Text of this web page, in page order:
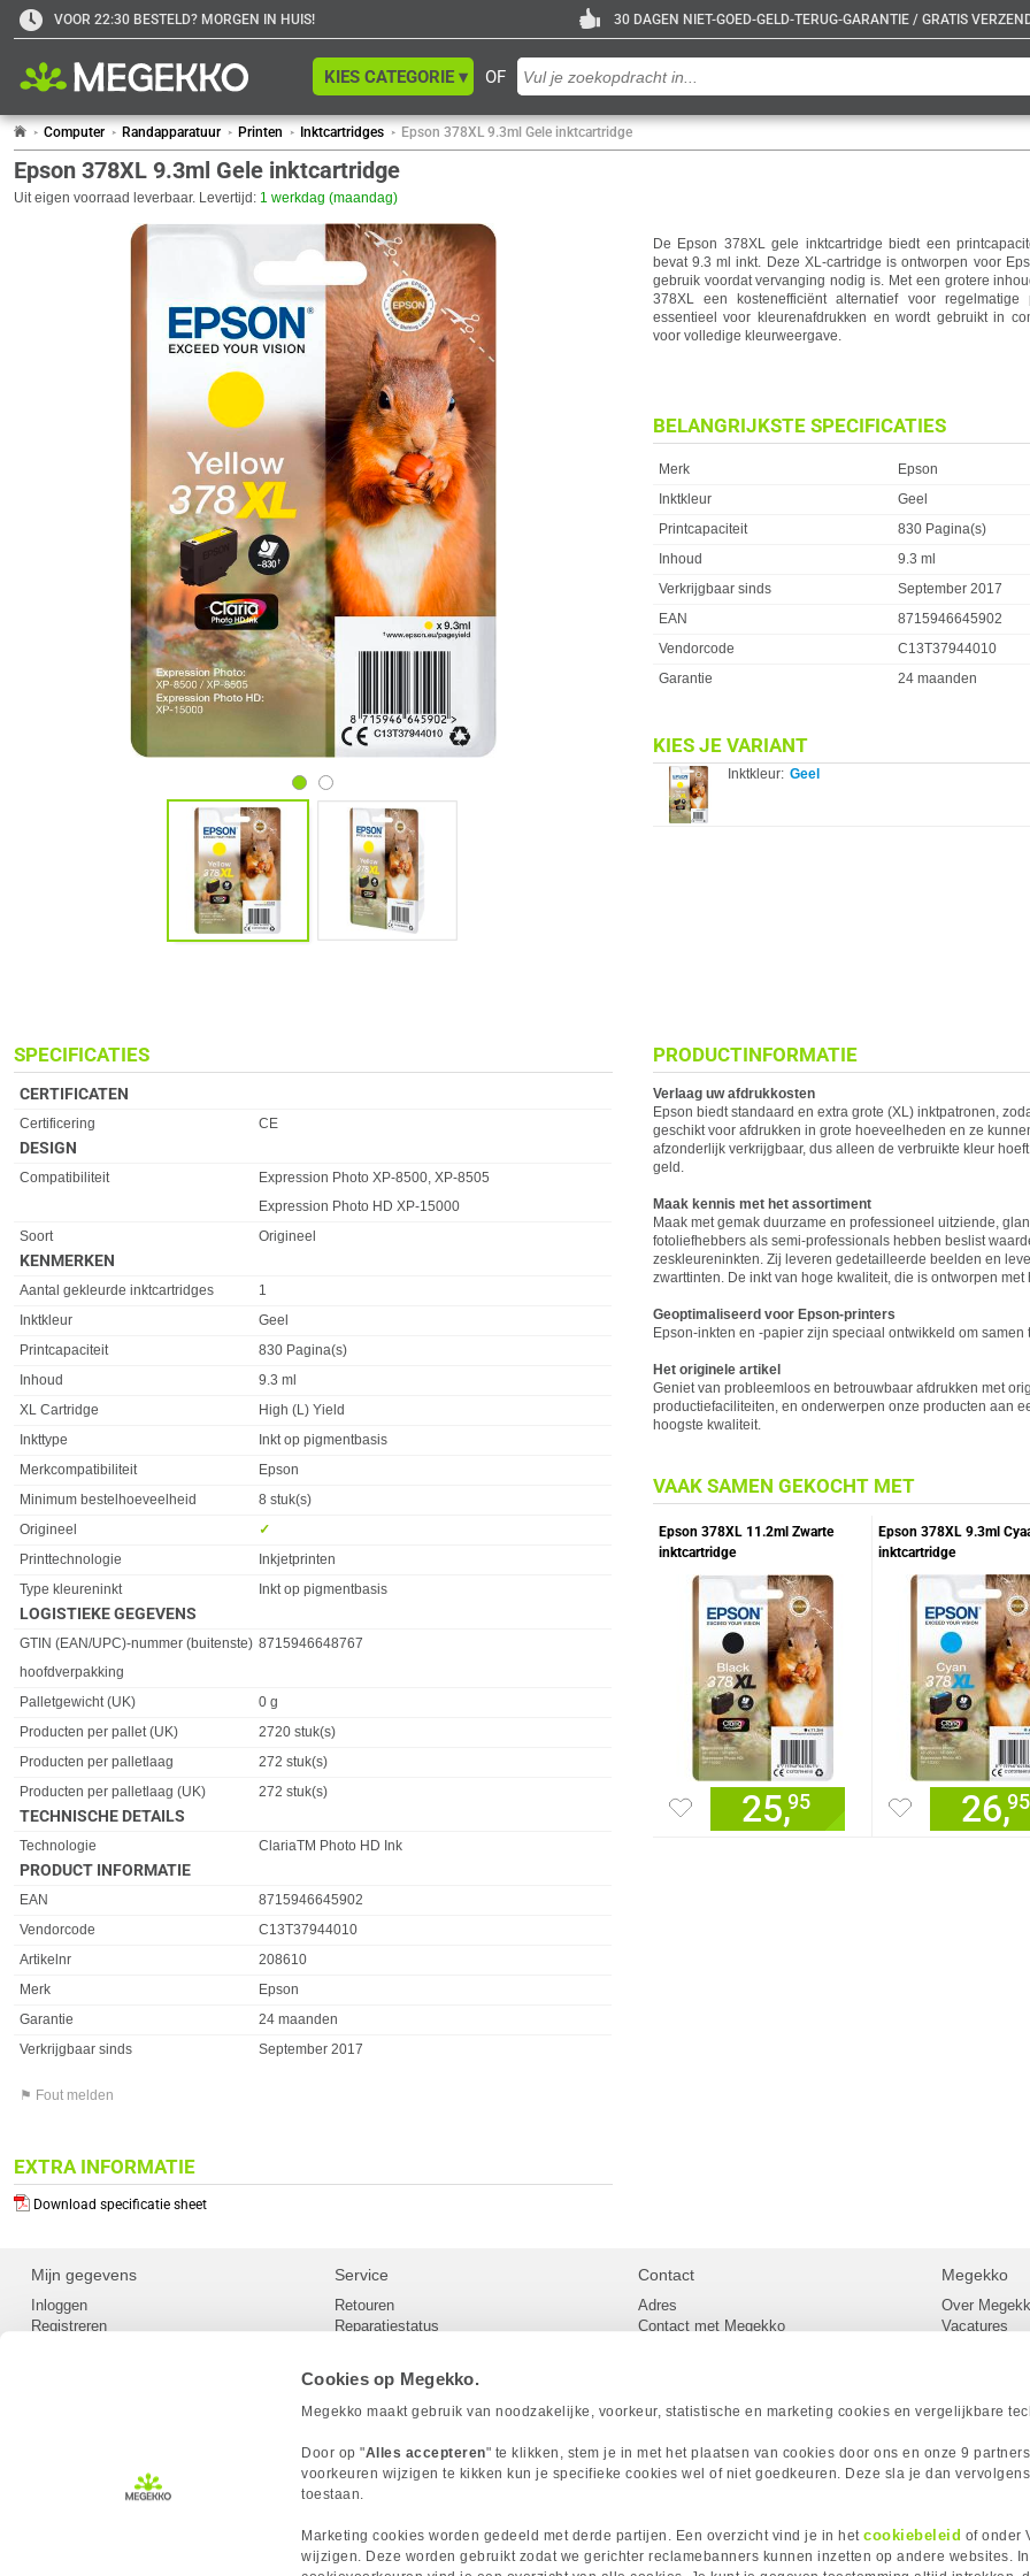
Cookies op Megekko.
Megekko maakt gebruik van noodzakelijke, voorkeur, statistische en marketing cookies en vergelijkbare
Door op "Alles accepteren" te klikken, stem je in met het plaatsen van cookies door ons en onze 9
voorkeuren wijzigen te kikken kun je specifieke cookies wel of niet goedkeuren. Deze sla je dan
toestaan.
Marketing cookies worden gedeeld met derde partijen. Een overzicht vind je in hetcookiebeleid of onder
wijzigen. Deze worden gebruikt zodat we gerichter reclamebanners kunnen inzetten op andere websites.
VOOR 22:30 BESTELD? MORGEN IN HUIS! 30 DAGEN NIET-GOED-GELD-TERUG-GARANTIE / GRATIS
OF
KIES CATEGORIE ▾
Computer Randapparatuur Printen Inktcartridges Epson 378XL 9.3ml Gele inktcartridge
Epson 378XL 9.3ml Gele inktcartridge
Uit eigen voorraad leverbaar. Levertijd: 1 werkdag (maandag)
De Epson 378XL gele inktcartridge biedt een
bevat 9.3 ml inkt. Deze XL-cartridge is ontworpen voor
gebruik voordat vervanging nodig is. Met een grotere
378XL een kostenefficiënt alternatief voor
essentieel voor kleurenafdrukken en wordt gebruikt in
voor volledige kleurweergave.
BELANGRIJKSTE SPECIFICATIES
Eigenschap
Merk
Epson
Inktkleur
Geel
Printcapaciteit
830 Pagina(s)
Inhoud
9.3 ml
Verkrijgbaar sinds
September 2017
EAN
8715946645902
Vendorcode
C13T37944010
Garantie
24 maanden
KIES JE VARIANT
Inktkleur: Geel
SPECIFICATIES
CERTIFICATEN
Eigenschap
Certificering CE
DESIGN
Eigenschap Waarde
Compatibiliteit
Expression Photo XP-8500, XP-8505
Expression Photo HD XP-15000
Soort
Origineel
KENMERKEN
Eigenschap Waarde
Aantal gekleurde inktcartridges
1
Inktkleur
Geel
Printcapaciteit
830 Pagina(s)
Inhoud
9.3 ml
XL Cartridge
High (L) Yield
Inkttype
Inkt op pigmentbasis
Merkcompatibiliteit
Epson
Minimum bestelhoeveelheid
8 stuk(s)
Origineel
✓︎
Printtechnologie
Inkjetprinten
Type kleureninkt
Inkt op pigmentbasis
LOGISTIEKE GEGEVENS
Eigenschap Waarde
GTIN (EAN/UPC)-nummer (buitenste)
hoofdverpakking
8715946648767
Palletgewicht (UK)
0 g
Producten per pallet (UK)
2720 stuk(s)
Producten per palletlaag
272 stuk(s)
Producten per palletlaag (UK)
272 stuk(s)
TECHNISCHE DETAILS
Eigenschap
Technologie ClariaTM Photo HD Ink
PRODUCT INFORMATIE
EAN
8715946645902
Vendorcode
C13T37944010
Artikelnr
208610
Merk
Epson
Garantie
24 maanden
Verkrijgbaar sinds
September 2017
⚑ Fout melden
EXTRA INFORMATIE
Download specificatie sheet
PRODUCTINFORMATIE
Verlaag uw afdrukkosten
Epson biedt standaard en extra grote (XL) inktpatronen,
geschikt voor afdrukken in grote hoeveelheden en ze
afzonderlijk verkrijgbaar, dus alleen de verbruikte kleur
geld.
Maak kennis met het assortiment
Maak met gemak duurzame en professioneel uitziende,
fotoliefhebbers als semi-professionals hebben beslist
zeskleureninkten. Zij leveren gedetailleerde beelden en
zwarttinten. De inkt van hoge kwaliteit, die is ontworpen
Geoptimaliseerd voor Epson-printers
Epson-inkten en -papier zijn speciaal ontwikkeld om samen
Het originele artikel
Geniet van probleemloos en betrouwbaar afdrukken met
productiefaciliteiten, en onderwerpen onze producten aan
hoogste kwaliteit.
VAAK SAMEN GEKOCHT MET
Epson 378XL 11.2ml Zwarte
inktcartridge
25,95
Epson 378XL 9.3ml
inktcartridge
26,95
Mijn gegevens
Inloggen
Registreren
Service
Retouren
Reparatiestatus
Herroepingsrecht
Betaalmethoden
Megekko builds
Toegankelijkheid
Contact
Adres
Contact met Megekko
Megekko
Over
Vacatures
Sitemap
Acties
Megekko
Megekko
Megekko